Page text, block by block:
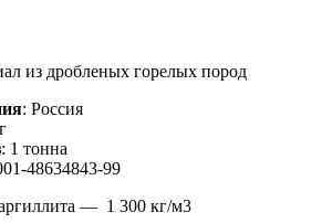
из дробленых горелых пород
: Россия
: 1 тонна
48634843-99
— 1 300 кг/м3